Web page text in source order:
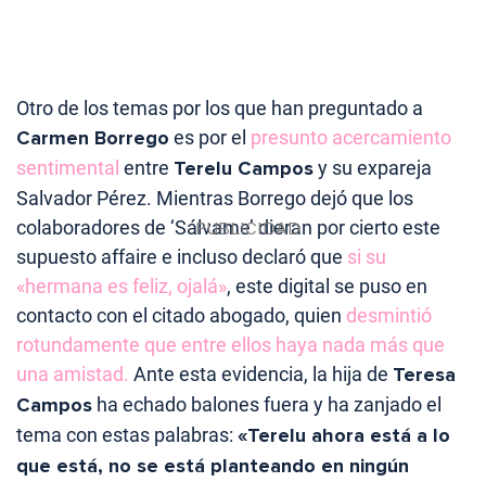
Otro de los temas por los que han preguntado a
Carmen Borrego es por el presunto acercamiento
sentimental entre Terelu Camposy su expareja
Salvador Pérez. Mientras Borrego dejó que los
colaboradores de ‘Sálvame’ dieran por cierto este
supuesto affaire e incluso declaró que si su
«hermana es feliz, ojalá», este digital se puso en
contacto con el citado abogado, quien desmintió
rotundamente que entre ellos haya nada más que
una amistad. Ante esta evidencia, la hija de Teresa
Campos ha echado balones fuera y ha zanjado el
tema con estas palabras: «Terelu ahora está a lo
que está, no se está planteando en ningún